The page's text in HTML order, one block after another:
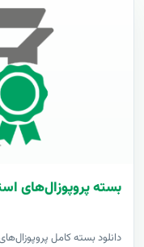
بسته پروپوزال‌های
دانلود بسته کامل